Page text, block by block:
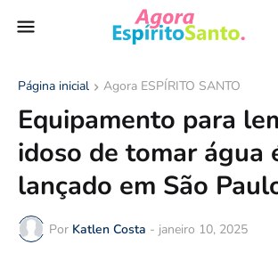
Página inicial Agora ESPÍRITO SANTO
Equipamento para
idoso de tomar água
lançado em São
Por Katlen Costa - janeiro 10, 2025